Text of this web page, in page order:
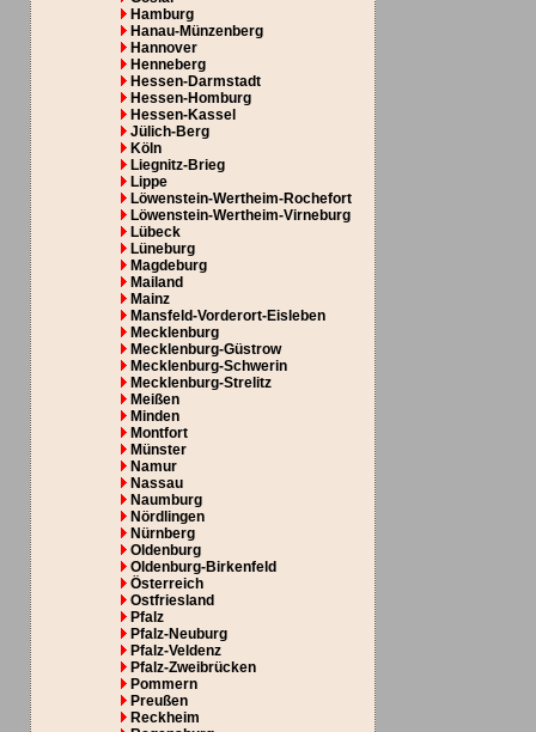
Hamburg
Hanau-Münzenberg
Hannover
Henneberg
Hessen-Darmstadt
Hessen-Homburg
Hessen-Kassel
Jülich-Berg
Köln
Liegnitz-Brieg
Lippe
Löwenstein-Wertheim-Rochefort
Löwenstein-Wertheim-Virneburg
Lübeck
Lüneburg
Magdeburg
Mailand
Mainz
Mansfeld-Vorderort-Eisleben
Mecklenburg
Mecklenburg-Güstrow
Mecklenburg-Schwerin
Mecklenburg-Strelitz
Meißen
Minden
Montfort
Münster
Namur
Nassau
Naumburg
Nördlingen
Nürnberg
Oldenburg
Oldenburg-Birkenfeld
Österreich
Ostfriesland
Pfalz
Pfalz-Neuburg
Pfalz-Veldenz
Pfalz-Zweibrücken
Pommern
Preußen
Reckheim